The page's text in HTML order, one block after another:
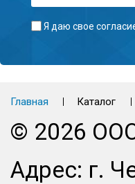
Я даю свое
Главная Каталог
© 2026
Адрес: г.